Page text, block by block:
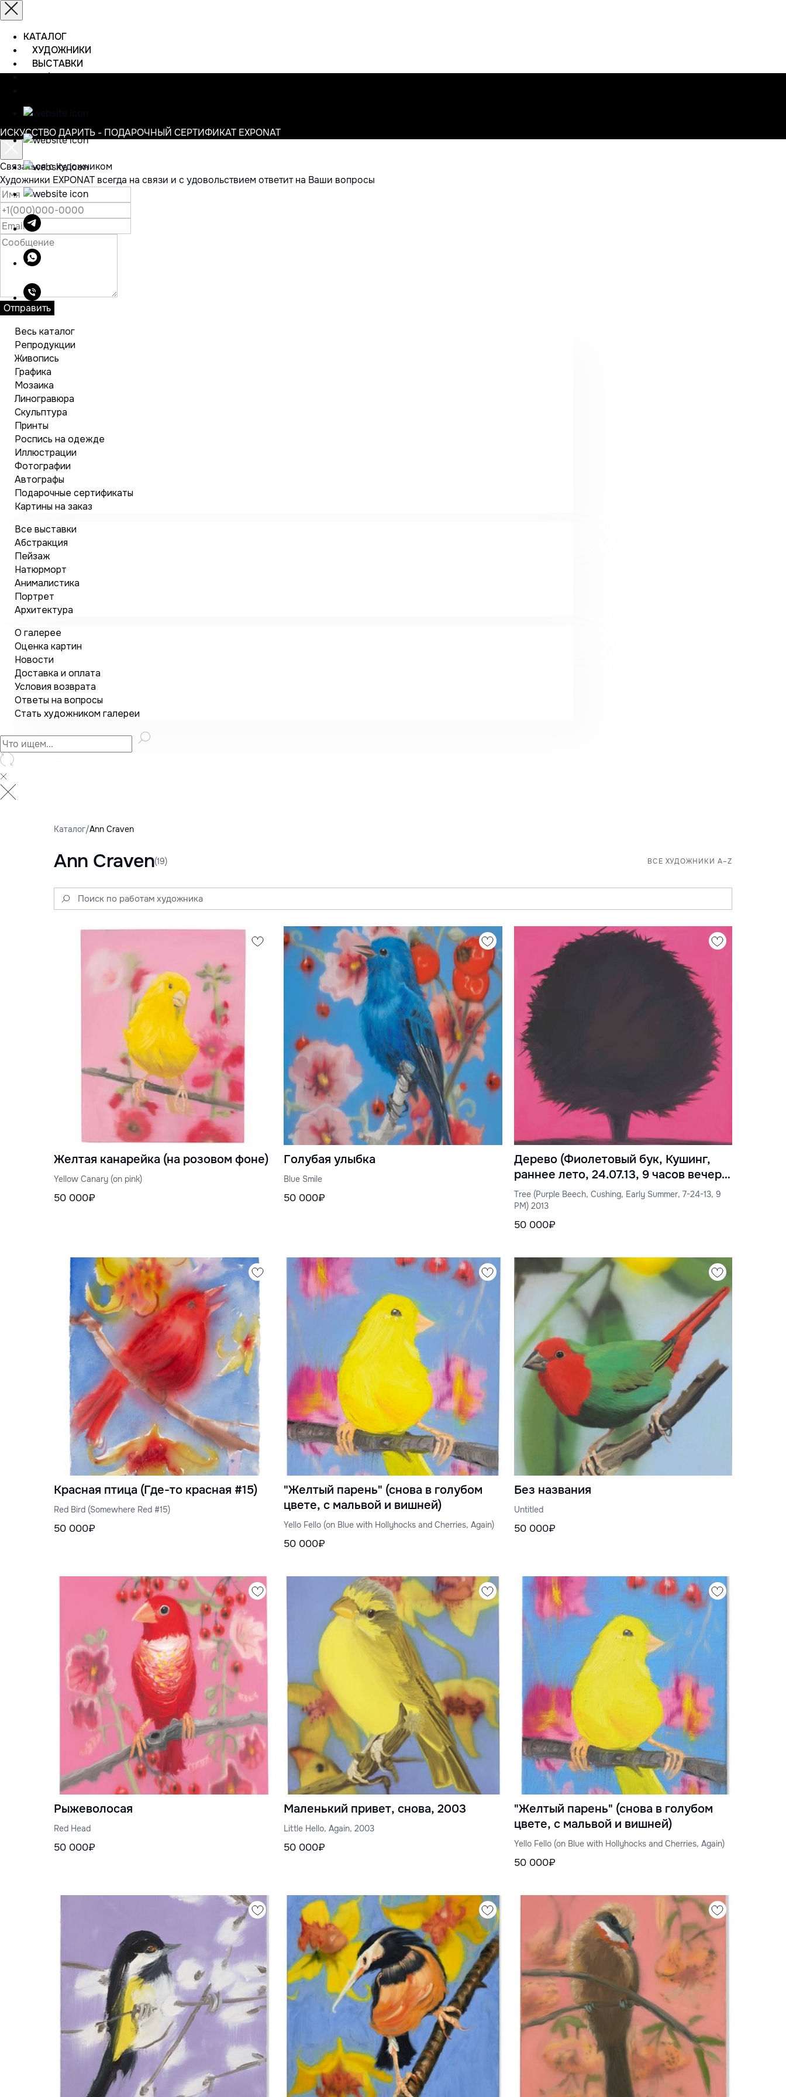
КАТАЛОГ
ХУДОЖНИКИ
ВЫСТАВКИ
ИНФОРМАЦИЯ
ИСКУССТВО ДАРИТЬ - ПОДАРОЧНЫЙ СЕРТИФИКАТ EXPONAT
Связаться с художником
Художники EXPONAT всегда на связи и с удовольствием ответит на Ваши вопросы
Отправить
Весь каталог
Репродукции
Живопись
Графика
Мозаика
Линогравюра
Скульптура
Принты
Роспись на одежде
Иллюстрации
Фотографии
Автографы
Подарочные сертификаты
Картины на заказ
Все выставки
Абстракция
Пейзаж
Натюрморт
Анималистика
Портрет
Архитектура
О галерее
Оценка картин
Новости
Доставка и оплата
Условия возврата
Ответы на вопросы
Стать художником галереи
Каталог/Ann Craven
Ann Craven(19) ВСЕ ХУДОЖНИКИ A–Z
Желтая канарейка (на розовом фоне)
Yellow Canary (on pink)
50 000₽
Голубая улыбка
Blue Smile
50 000₽
Дерево (Фиолетовый бук, Кушинг,
раннее лето, 24.07.13, 9 часов вечера)
2013
Tree (Purple Beech, Cushing, Early Summer, 7-24-13, 9
PM) 2013
50 000₽
Красная птица (Где-то красная #15)
Red Bird (Somewhere Red #15)
50 000₽
"Желтый парень" (снова в голубом
цвете, с мальвой и вишней)
Yello Fello (on Blue with Hollyhocks and Cherries, Again)
50 000₽
Без названия
Untitled
50 000₽
Рыжеволосая
Red Head
50 000₽
Маленький привет, снова, 2003
Little Hello, Again, 2003
50 000₽
"Желтый парень" (снова в голубом
цвете, с мальвой и вишней)
Yello Fello (on Blue with Hollyhocks and Cherries, Again)
50 000₽